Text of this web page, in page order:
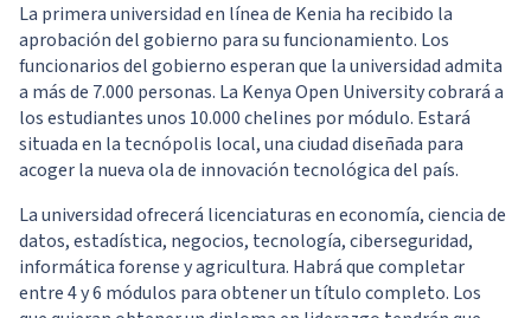
La primera universidad en línea de Kenia ha recibido la
aprobación del gobierno para su funcionamiento. Los
funcionarios del gobierno esperan que la universidad admita
a más de 7.000 personas. La Kenya Open University cobrará a
los estudiantes unos 10.000 chelines por módulo. Estará
situada en la tecnópolis local, una ciudad diseñada para
acoger la nueva ola de innovación tecnológica del país.
La universidad ofrecerá licenciaturas en economía, ciencia de
datos, estadística, negocios, tecnología, ciberseguridad,
informática forense y agricultura. Habrá que completar
entre 4 y 6 módulos para obtener un título completo. Los